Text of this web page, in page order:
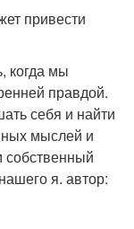
привести
когда мы
правдой.
себя и найти
мыслей и
собственный
я. автор: